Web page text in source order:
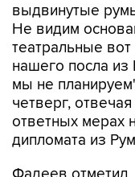
выдвинутые
Не видим
театральные
нашего посла из
мы не
четверг,
ответных мерах
дипломата из